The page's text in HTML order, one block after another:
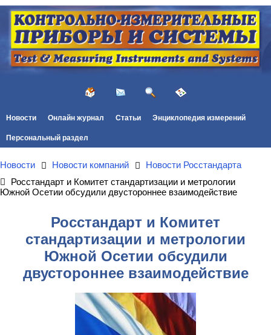
Новости Онлайн журнал Статьи Энциклопедия измерений
Персональный раздел
Новости Новости компаний
Новости Росстандарта
Росстандарт и Комитет стандартизации и метрологии
Южной Осетии обсудили двустороннее взаимодействие
Росстандарт и Комитет
стандартизации и метрологии
Южной Осетии обсудили
двустороннее взаимодействие